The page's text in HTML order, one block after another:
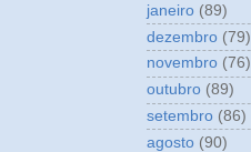
janeiro (89)
dezembro (79)
novembro (76)
outubro (89)
setembro (86)
agosto (90)